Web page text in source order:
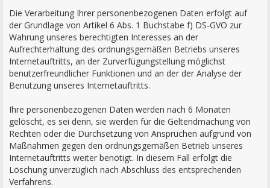
Die Verarbeitung Ihrer personenbezogenen Daten erfolgt auf
der Grundlage von Artikel 6 Abs. 1 Buchstabe f) DS-GVO zur
Wahrung unseres berechtigten Interesses an der
Aufrechterhaltung des ordnungsgemäßen Betriebs unseres
Internetauftritts, an der Zurverfügungstellung möglichst
benutzerfreundlicher Funktionen und an der der Analyse der
Benutzung unseres Internetauftritts.
Ihre personenbezogenen Daten werden nach 6 Monaten
gelöscht, es sei denn, sie werden für die Geltendmachung von
Rechten oder die Durchsetzung von Ansprüchen aufgrund von
Maßnahmen gegen den ordnungsgemäßen Betrieb unseres
Internetauftritts weiter benötigt. In diesem Fall erfolgt die
Löschung unverzüglich nach Abschluss des entsprechenden
Verfahrens.